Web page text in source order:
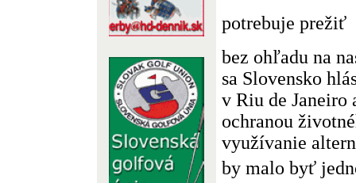
potrebuje prežiť
bez ohľadu na
sa Slovensko
v Riu de Janeiro
ochranou
využívanie
by malo byť